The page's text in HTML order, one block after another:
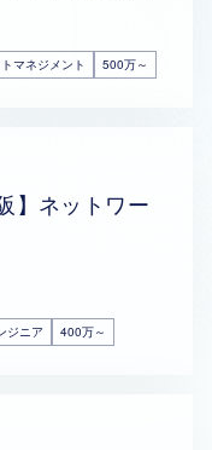
マネジメント 500万～
】ネットワー
ジニア 400万～